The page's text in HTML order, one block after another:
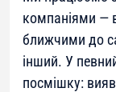
компаніями —
ближчими до
інший. У
посмішку: